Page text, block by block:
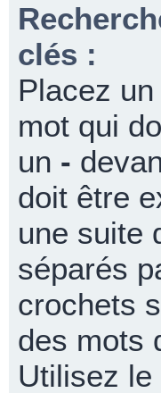
clés :
Placez un
mot qui
un -
doit être
une suite
séparés
crochets
des mots
Utilisez